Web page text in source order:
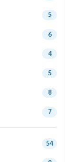
5
6
4
5
8
7
54